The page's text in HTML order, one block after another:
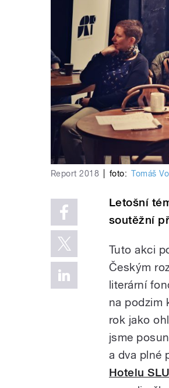
Report 2018 foto: Tomáš
Letošní
soutěžní
Tuto akci
Českým
literární
na podzim
rok jako
jsme
a dva plné
Hotelu